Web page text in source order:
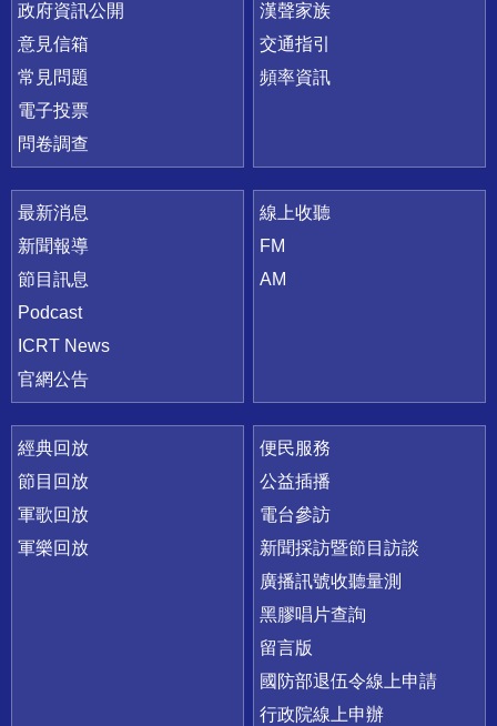
政府資訊公開
意見信箱
常見問題
電子投票
問卷調查
漢聲家族
交通指引
頻率資訊
最新消息
新聞報導
節目訊息
Podcast
ICRT News
官網公告
線上收聽
FM
AM
經典回放
節目回放
軍歌回放
軍樂回放
便民服務
公益插播
電台參訪
新聞採訪暨節目訪談
廣播訊號收聽量測
黑膠唱片查詢
留言版
國防部退伍令線上申請
行政院線上申辦